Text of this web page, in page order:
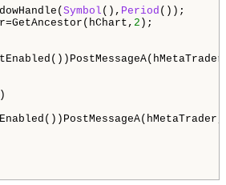
Symbol (), Period ());
2 );
)